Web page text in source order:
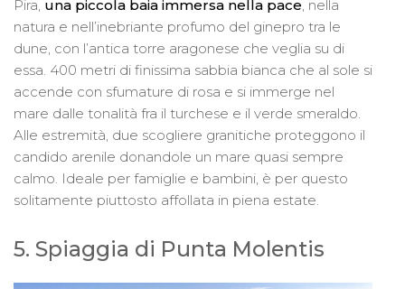
Pira, una piccola baia immersa nella pace , nella
natura e nell’inebriante profumo del ginepro tra le
dune, con l’antica torre aragonese che veglia su di
essa. 400 metri di finissima sabbia bianca che al sole si
accende con sfumature di rosa e si immerge nel
mare dalle tonalità fra il turchese e il verde smeraldo.
Alle estremità, due scogliere granitiche proteggono il
candido arenile donandole un mare quasi sempre
calmo. Ideale per famiglie e bambini, è per questo
solitamente piuttosto affollata in piena estate.
5. Spiaggia di Punta Molentis